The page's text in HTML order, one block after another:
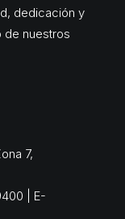
dedicación y
de nuestros
7,
| E-